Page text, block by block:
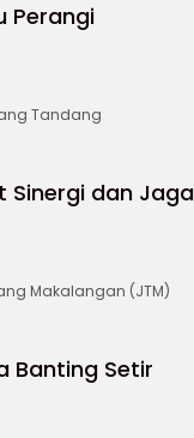
Perangi
Tandang
Sinergi dan Jaga
Makalangan (JTM)
Banting Setir